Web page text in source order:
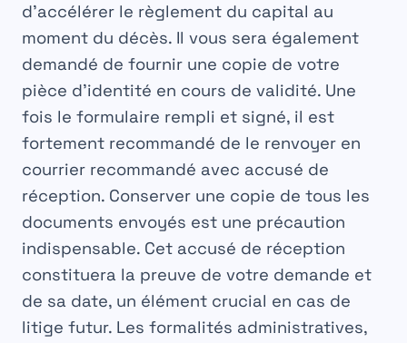
d’accélérer le règlement du capital au
moment du décès. Il vous sera également
demandé de fournir une copie de votre
pièce d’identité en cours de validité. Une
fois le formulaire rempli et signé, il est
fortement recommandé de le renvoyer en
courrier recommandé avec accusé de
réception. Conserver une copie de tous les
documents envoyés est une précaution
indispensable. Cet accusé de réception
constituera la preuve de votre demande et
de sa date, un élément crucial en cas de
litige futur. Les formalités administratives,